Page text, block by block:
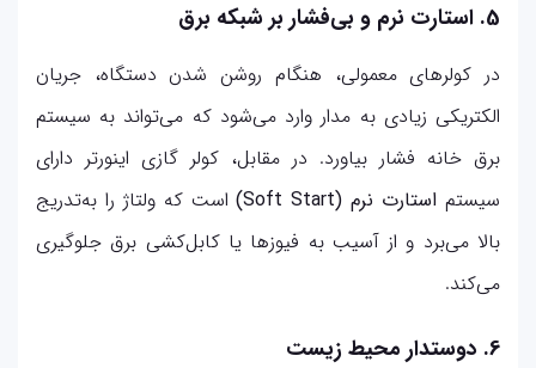
5. استارت نرم و بی‌فشار بر شبکه برق
در کولرهای معمولی، هنگام روشن شدن دستگاه، جریان
الکتریکی زیادی به مدار وارد می‌شود که می‌تواند به سیستم
برق خانه فشار بیاورد. در مقابل، کولر گازی اینورتر دارای
سیستم استارت نرم (Soft Start)
است که ولتاژ را به‌تدریج
بالا می‌برد و از آسیب به فیوزها یا کابل‌کشی برق جلوگیری
می‌کند.
6. دوستدار محیط زیست